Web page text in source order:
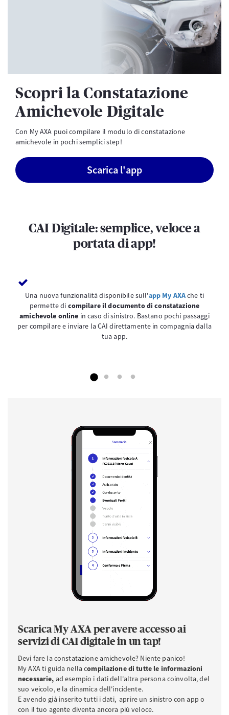
Scopri la Constatazione
Amichevole Digitale
Con My AXA puoi compilare il modulo di constatazione
amichevole in pochi semplici step!
Scarica l'app
CAI Digitale: semplice, veloce a
portata di app!
Una nuova funzionalità disponibile sull'app My AXAche ti
permette di compilare il documento di constatazione
amichevole online in caso di sinistro. Bastano pochi passaggi
per compilare e inviare la CAI direttamente in compagnia dalla
tua app.
Scarica My AXA per avere accesso ai
servizi di CAI digitale in un tap!
Devi fare la constatazione amichevole? Niente panico!
My AXA ti guida nella compilazione di tutte le informazioni
necessarie, ad esempio i dati dell'altra persona coinvolta, del
suo veicolo, e la dinamica dell'incidente.
E avendo già inserito tutti i dati, aprire un sinistro con app o
con il tuo agente diventa ancora più veloce.